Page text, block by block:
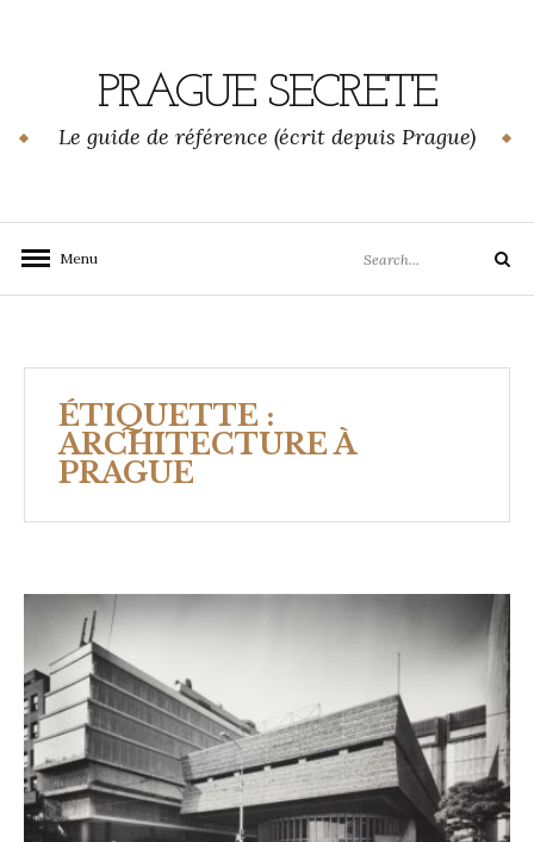
PRAGUE SECRETE
Le guide de référence (écrit depuis Prague)
Menu
for:
Search
ÉTIQUETTE :
ARCHITECTURE À
PRAGUE